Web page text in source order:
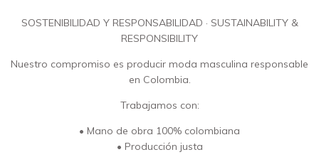
SOSTENIBILIDAD Y RESPONSABILIDAD · SUSTAINABILITY &
RESPONSIBILITY
Nuestro compromiso es producir moda masculina responsable
en Colombia.
Trabajamos con:
• Mano de obra 100% colombiana
• Producción justa